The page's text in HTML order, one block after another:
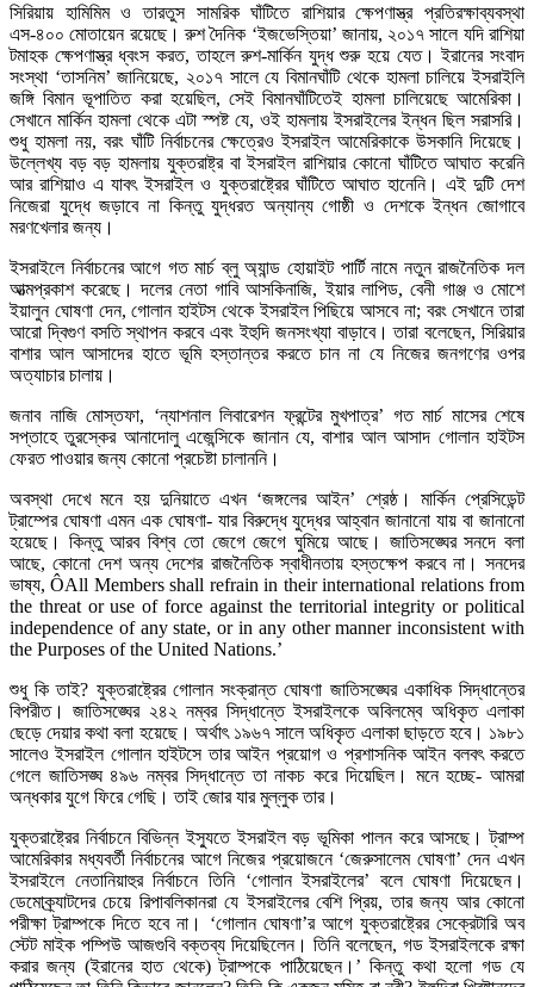
সিরিয়ায় হামিমিম ও তারতুস সামরিক ঘাঁটিতে রাশিয়ার ক্ষেপণাস্ত্র প্রতিরক্ষাব্যবস্থা
এস-৪০০ মোতায়েন রয়েছে। রুশ দৈনিক ‘ইজভেস্তিয়া’ জানায়, ২০১৭ সালে যদি রাশিয়া
টমাহক ক্ষেপণাস্ত্র ধ্বংস করত, তাহলে রুশ-মার্কিন যুদ্ধ শুরু হয়ে যেত। ইরানের সংবাদ
সংস্থা ‘তাসনিম’ জানিয়েছে, ২০১৭ সালে যে বিমানঘাঁটি থেকে হামলা চালিয়ে ইসরাইলি
জঙ্গি বিমান ভূপাতিত করা হয়েছিল, সেই বিমানঘাঁটিতেই হামলা চালিয়েছে আমেরিকা।
সেখানে মার্কিন হামলা থেকে এটা স্পষ্ট যে, ওই হামলায় ইসরাইলের ইন্ধন ছিল সরাসরি।
শুধু হামলা নয়, বরং ঘাঁটি নির্বাচনের ক্ষেত্রেও ইসরাইল আমেরিকাকে উসকানি দিয়েছে।
উল্লেখ্য বড় বড় হামলায় যুক্তরাষ্ট্র বা ইসরাইল রাশিয়ার কোনো ঘাঁটিতে আঘাত করেনি
আর রাশিয়াও এ যাবৎ ইসরাইল ও যুক্তরাষ্ট্রের ঘাঁটিতে আঘাত হানেনি। এই দুটি দেশ
নিজেরা যুদ্ধে জড়াবে না কিন্তু যুদ্ধরত অন্যান্য গোষ্ঠী ও দেশকে ইন্ধন জোগাবে
মরণখেলার জন্য।
ইসরাইলে নির্বাচনের আগে গত মার্চ ব্লু অ্যান্ড হোয়াইট পার্টি নামে নতুন রাজনৈতিক দল
আত্মপ্রকাশ করেছে। দলের নেতা গাবি আসকিনাজি, ইয়ার লাপিড, বেনী গাঞ্জ ও মোশে
ইয়ালুন ঘোষণা দেন, গোলান হাইটস থেকে ইসরাইল পিছিয়ে আসবে না; বরং সেখানে তারা
আরো দ্বিগুণ বসতি স্থাপন করবে এবং ইহুদি জনসংখ্যা বাড়াবে। তারা বলেছেন, সিরিয়ার
বাশার আল আসাদের হাতে ভূমি হস্তান্তর করতে চান না যে নিজের জনগণের ওপর
অত্যাচার চালায়।
জনাব নাজি মোস্তফা, ‘ন্যাশনাল লিবারেশন ফ্রন্টের মুখপাত্র’ গত মার্চ মাসের শেষে
সপ্তাহে তুরস্কের আনাদোলু এজেন্সিকে জানান যে, বাশার আল আসাদ গোলান হাইটস
ফেরত পাওয়ার জন্য কোনো প্রচেষ্টা চালাননি।
অবস্থা দেখে মনে হয় দুনিয়াতে এখন ‘জঙ্গলের আইন’ শ্রেষ্ঠ। মার্কিন প্রেসিডেন্ট
ট্রাম্পের ঘোষণা এমন এক ঘোষণা- যার বিরুদ্ধে যুদ্ধের আহ্বান জানানো যায় বা জানানো
হয়েছে। কিন্তু আরব বিশ্ব তো জেগে জেগে ঘুমিয়ে আছে। জাতিসঙ্ঘের সনদে বলা
আছে, কোনো দেশ অন্য দেশের রাজনৈতিক স্বাধীনতায় হস্তক্ষেপ করবে না। সনদের
ভাষ্য, ÔAll Members shall refrain in their international relations from
the threat or use of force against the territorial integrity or political
independence of any state, or in any other manner inconsistent with
the Purposes of the United Nations.’
শুধু কি তাই? যুক্তরাষ্ট্রের গোলান সংক্রান্ত ঘোষণা জাতিসঙ্ঘের একাধিক সিদ্ধান্তের
বিপরীত। জাতিসঙ্ঘের ২৪২ নম্বর সিদ্ধান্তে ইসরাইলকে অবিলম্বে অধিকৃত এলাকা
ছেড়ে দেয়ার কথা বলা হয়েছে। অর্থাৎ ১৯৬৭ সালে অধিকৃত এলাকা ছাড়তে হবে। ১৯৮১
সালেও ইসরাইল গোলান হাইটসে তার আইন প্রয়োগ ও প্রশাসনিক আইন বলবৎ করতে
গেলে জাতিসঙ্ঘ ৪৯৬ নম্বর সিদ্ধান্তে তা নাকচ করে দিয়েছিল। মনে হচ্ছে- আমরা
অন্ধকার যুগে ফিরে গেছি। তাই জোর যার মুল্লুক তার।
যুক্তরাষ্ট্রের নির্বাচনে বিভিন্ন ইস্যুতে ইসরাইল বড় ভূমিকা পালন করে আসছে। ট্রাম্প
আমেরিকার মধ্যবর্তী নির্বাচনের আগে নিজের প্রয়োজনে ‘জেরুসালেম ঘোষণা’ দেন এখন
ইসরাইলে নেতানিয়াহুর নির্বাচনে তিনি ‘গোলান ইসরাইলের’ বলে ঘোষণা দিয়েছেন।
ডেমোক্র্যাটদের চেয়ে রিপাবলিকানরা যে ইসরাইলের বেশি প্রিয়, তার জন্য আর কোনো
পরীক্ষা ট্রাম্পকে দিতে হবে না। ‘গোলান ঘোষণা’র আগে যুক্তরাষ্ট্রের সেক্রেটারি অব
স্টেট মাইক পম্পিউ আজগুবি বক্তব্য দিয়েছিলেন। তিনি বলেছেন, গড ইসরাইলকে রক্ষা
করার জন্য (ইরানের হাত থেকে) ট্রাম্পকে পাঠিয়েছেন।’ কিন্তু কথা হলো গড যে